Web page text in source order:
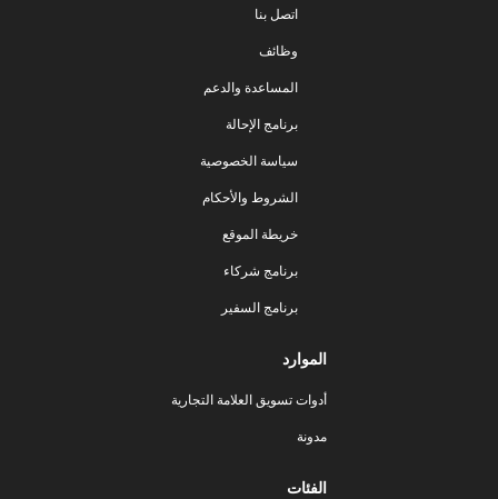
اتصل بنا
وظائف
المساعدة والدعم
برنامج الإحالة
سياسة الخصوصية
الشروط والأحكام
خريطة الموقع
برنامج شركاء
برنامج السفير
الموارد
أدوات تسويق العلامة التجارية
مدونة
الفئات